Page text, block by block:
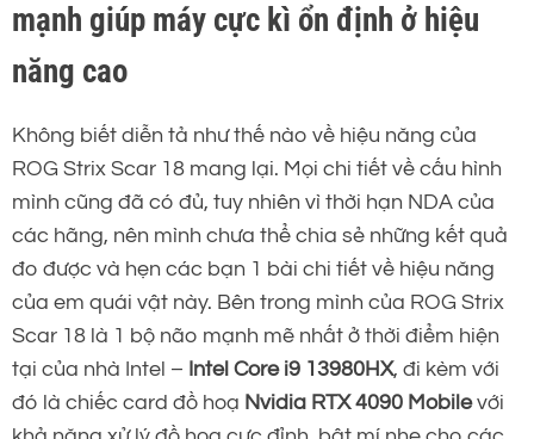
mạnh giúp máy cực kì ổn định ở hiệu
năng cao
Không biết diễn tả như thế nào về hiệu năng của
ROG Strix Scar 18 mang lại. Mọi chi tiết về cấu hình
mình cũng đã có đủ, tuy nhiên vì thời hạn NDA của
các hãng, nên mình chưa thể chia sẻ những kết quả
đo được và hẹn các bạn 1 bài chi tiết về hiệu năng
của em quái vật này. Bên trong mình của ROG Strix
Scar 18 là 1 bộ não mạnh mẽ nhất ở thời điểm hiện
tại của nhà Intel – Intel Core i9 13980HX, đi kèm với
đó là chiếc card đồ hoạ Nvidia RTX 4090 Mobilevới